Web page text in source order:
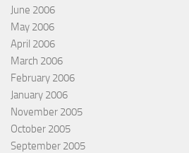
June 2006
May 2006
April 2006
March 2006
February 2006
January 2006
November 2005
October 2005
September 2005